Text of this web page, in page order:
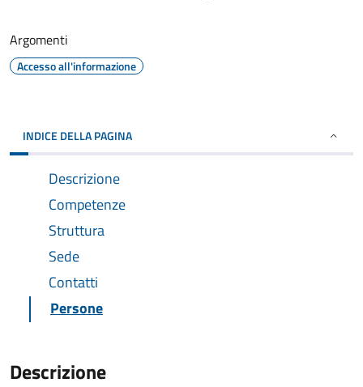
Argomenti
Accesso all'informazione
INDICE DELLA PAGINA
Descrizione
Competenze
Struttura
Sede
Contatti
Persone
Descrizione